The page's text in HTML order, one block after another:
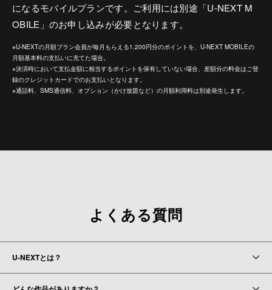
になるモバイルプランです。ご利用には別途「U-NEXT M
OBILE」のお申し込みが必要となります。
※U-NEXTの月額プラン会員が毎月もらえる1,200円分のポイントを、U-NEXT MOBILEの
月額基本料の支払いに充てた場合。
※決済時において支払金額に相当するポイントを保有していない場合、差額分の料金はご登
録のクレジットカードでのお支払いとなります。
※通話料、SMS通信料、オプション（かけ放題など）の月額利用料は別途発生します。
よくある質問
U-NEXTとは？